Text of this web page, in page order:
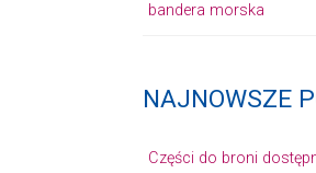
bandera morska
NAJNOWSZE
Części do broni